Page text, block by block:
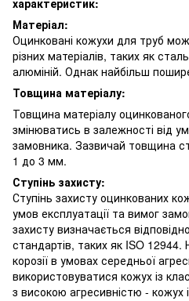
характеристик:
Матеріал:
Оцинковані кожухи для труб
різних матеріалів, таких як
алюміній. Однак найбільш
Товщина матеріалу:
Товщина матеріалу
змінюватись в залежності від
замовника. Зазвичай товщина
1 до 3 мм.
Ступінь захисту:
Ступінь захисту оцинкованих
умов експлуатації та вимог
захисту визначається
стандартів, таких як ISO 12944.
корозії в умовах середньої
використовуватися кожух із
з високою агресивністю - кожух